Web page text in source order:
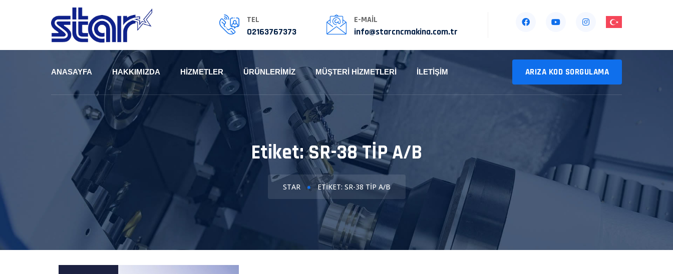
TEL
02163767373
E-MAIL
info@starcncmakina.com.tr
ANASAYFA HAKKIMIZDA HIZMETLER ÜRÜNLERIMIZ MÜŞTERI HIZMETLERI İLETIŞIM ARIZA KOD SORGULAMA
Etiket:SR-38 TİP A/B
STAR ETIKET: SR-38 TİP A/B